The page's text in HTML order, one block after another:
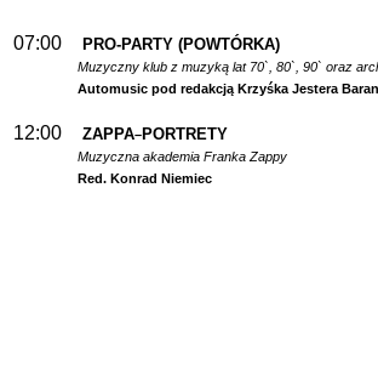
07:00 PRO-PARTY (POWTÓRKA)
Muzyczny klub z muzyką lat 70`, 80`, 90` oraz
Automusic pod redakcją Krzyśka Jestera
12:00 ZAPPA–PORTRETY
Muzyczna akademia Franka Zappy
Red. Konrad Niemiec